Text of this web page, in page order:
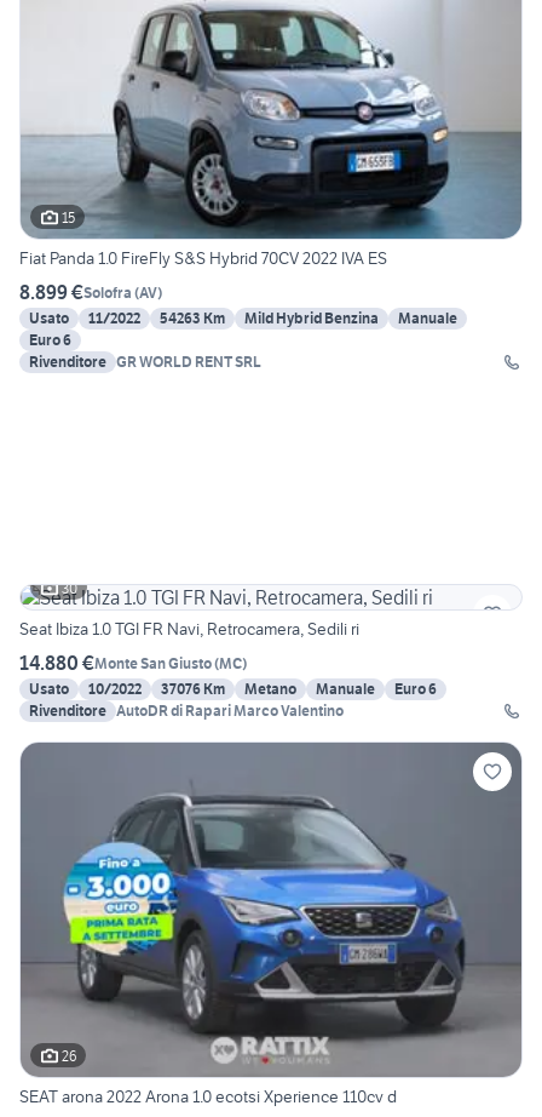
15
Fiat Panda 1.0 FireFly S&S Hybrid 70CV 2022 IVA ES
8.899 €Solofra (AV)
Usato
11/2022 54263 Km Mild Hybrid Benzina
Manuale
Euro 6
Rivenditore GR WORLD RENT SRL
30
Seat Ibiza 1.0 TGI FR Navi, Retrocamera, Sedili ri
14.880 €Monte San Giusto(MC)
Usato
10/2022 37076 Km Metano Manuale
Euro 6
Rivenditore AutoDR di Rapari Marco Valentino
26
SEAT arona 2022 Arona 1.0 ecotsi Xperience 110cv d